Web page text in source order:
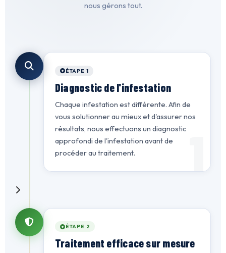
nous gérons tout.
ÉTAPE 1
Diagnostic de l'infestation
Chaque infestation est différente. Afin de
vous solutionner au mieux et d'assurer nos
résultats, nous effectuons un diagnostic
approfondi de l'infestation avant de
procéder au traitement.
ÉTAPE 2
Traitement efficace sur mesure